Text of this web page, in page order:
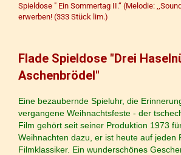
Spieldose " Ein Sommertag II.‘‘ (Melodie:
erwerben! (333 Stück lim.)
Flade Spieldose "Drei
Aschenbrödel"
Eine bezaubernde Spieluhr, die
vergangene Weihnachtsfeste - der
Film gehört seit seiner Produktion 1973
Weihnachten dazu, er ist heute auf jeden
Filmklassiker. Ein wunderschönes